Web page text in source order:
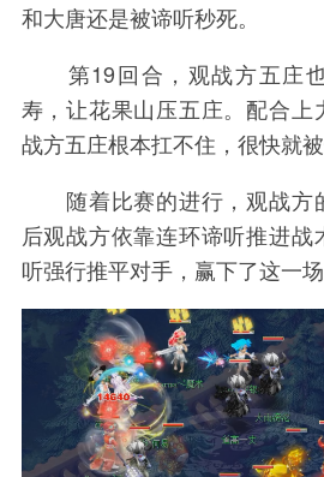
和大唐还是被谛听秒死。
第19回合，观战方五庄
寿，让花果山压五庄。配合
战方五庄根本扛不住，很快就被
随着比赛的进行，观战方
后观战方依靠连环谛听推进
听强行推平对手，赢下了这一场